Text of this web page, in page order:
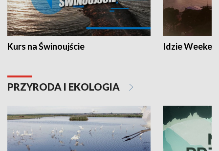
Kurs na Świnoujście Idzie
PRZYRODA I EKOLOGIA